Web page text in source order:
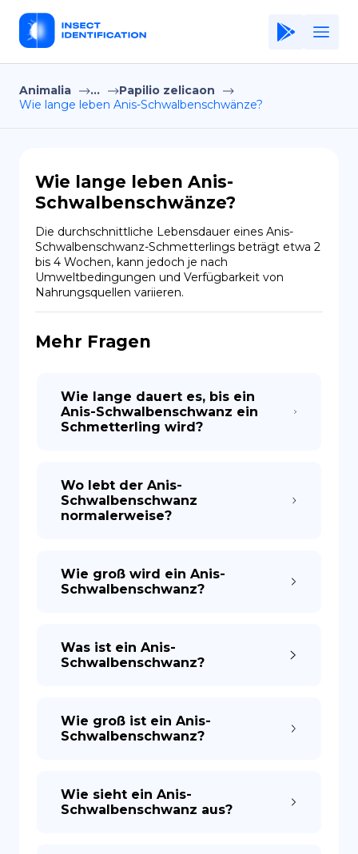
Home
Application
Terms of Use
Privacy Policy
DE
EN
ES
Copiright © Niro ID
Animalia ...
Papilio zelicaon
Wie lange leben Anis-Schwalbenschwänze?
Wie lange leben Anis-
Schwalbenschwänze?
Die durchschnittliche Lebensdauer eines Anis-
Schwalbenschwanz-Schmetterlings beträgt etwa 2
bis 4 Wochen, kann jedoch je nach
Umweltbedingungen und Verfügbarkeit von
Nahrungsquellen variieren.
Mehr Fragen
Wie lange dauert es, bis ein
Anis-Schwalbenschwanz ein
Schmetterling wird?
Wo lebt der Anis-
Schwalbenschwanz
normalerweise?
Wie groß wird ein Anis-
Schwalbenschwanz?
Was ist ein Anis-
Schwalbenschwanz?
Wie groß ist ein Anis-
Schwalbenschwanz?
Wie sieht ein Anis-
Schwalbenschwanz aus?